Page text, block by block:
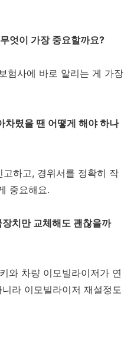
엇이 가장 중요할까요?
험사에 바로 알리는 게 가장
차렸을 땐 어떻게 해야 하나
하고, 경위서를 정확히 작
중요해요.
치만 교체해도 괜찮을까
와 차량 이모빌라이저가 연
라 이모빌라이저 재설정도